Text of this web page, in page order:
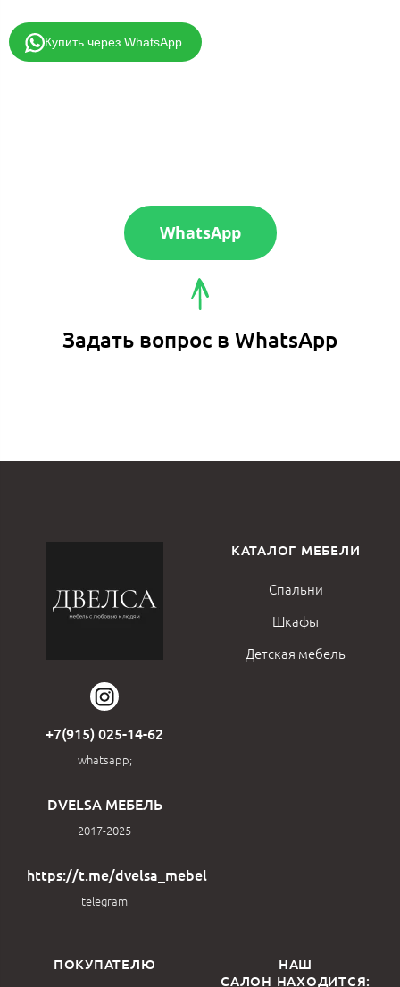
Купить через WhatsApp
WhatsApp
Задать вопрос в WhatsApp
+7(915) 025-14-62
whatsapp;
DVELSA МЕБЕЛЬ
2017-2025
https://t.me/dvelsa_mebel
telegram
КАТАЛОГ МЕБЕЛИ
Спальни
Шкафы
Детская мебель
ПОКУПАТЕЛЮ
НАШ
САЛОН НАХОДИТСЯ: